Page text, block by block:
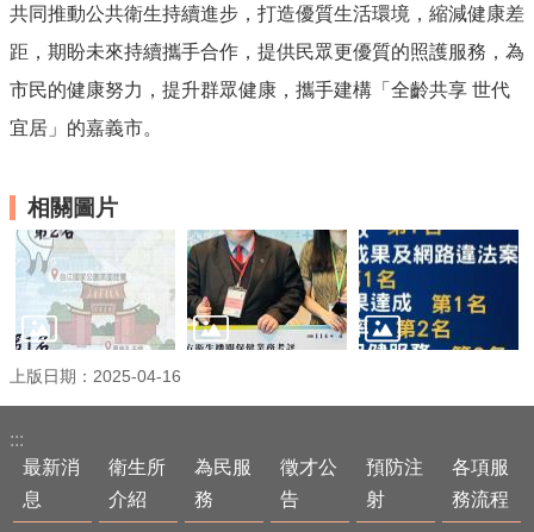
關
結
app
專
下
載
專
區
網
路
社
群
回
首
頁
共同推動公共衛生持續進步，打造優質生活環境，縮減健康差
距，期盼未來持續攜手合作，提供民眾更優質的照護服務，為
市民的健康努力，提升群眾健康，攜手建構「全齡共享 世代
宜居」的嘉義市。
相關圖片
上版日期：2025-04-16
:::
最新消
息
衛生所
介紹
為民服
務
徵才公
告
預防注
射
各項服
務流程